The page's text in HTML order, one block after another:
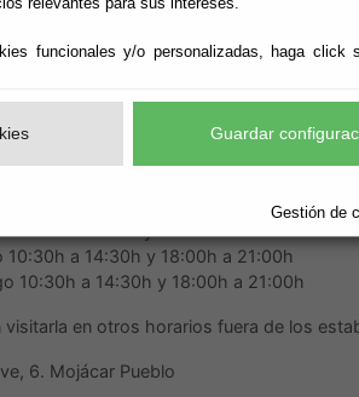
funcionales y/o personalizadas, haga click
Guardar
Gestión de
a 14:30h y 18:00h a 21:00h
10:30h a14:30h
10:30h a 14:30h y 18:00h a 21:00h
10:30h a 14:30h y 18:00h a 21:00h
visitarla en otros horarios fuera de los
6. Mojácar Pueblo